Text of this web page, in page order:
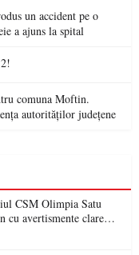
un accident pe o
a ajuns la spital
comuna Moftin.
autorităților județene
CSM Olimpia Satu
cu avertismente clare